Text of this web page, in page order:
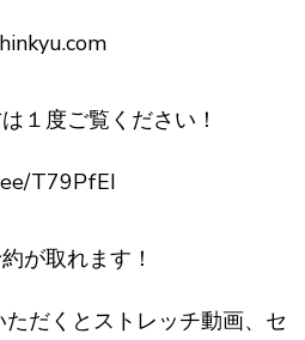
１度ご覧ください！
T79PfEI
が取れます！
だくとストレッチ動画、セ